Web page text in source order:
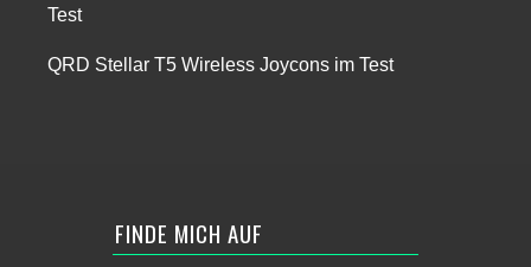
Test
QRD Stellar T5 Wireless Joycons im Test
FINDE MICH AUF